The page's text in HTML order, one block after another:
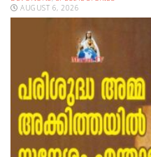
AUGUST 6, 2026